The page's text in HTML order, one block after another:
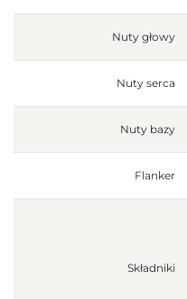
Nuty głowy
Nuty serca
Nuty bazy
Flanker
Składniki